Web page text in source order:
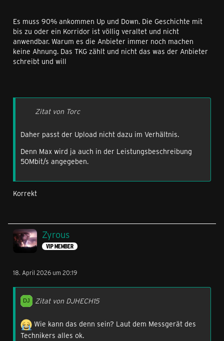
Es muss 90% ankommen Up und Down. Die Geschichte mit
bis zu oder ein Korridor ist völlig veraltet und nicht
anwendbar. Warum es die Anbieter immer noch machen
keine Ahnung. Das TKG zählt und nicht das was der Anbieter
schreibt und will
Zitat von Torc
Daher passt der Upload nicht dazu im Verhältnis.
Denn Max wird ja auch in der Leistungsbeschreibung
50Mbit/s angegeben.
Korrekt
Zyrous
VIP MEMBER
18. April 2026 um 20:19
Zitat von DJHECH15
Wie kann das denn sein? Laut dem Messgerät des
Technikers alles ok.